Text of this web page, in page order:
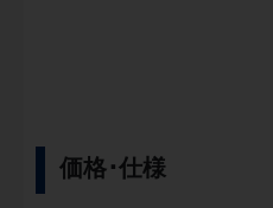
価格･仕様